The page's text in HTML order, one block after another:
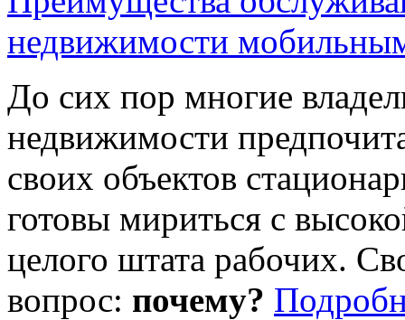
недвижимости
До сих пор многие
недвижимости
своих объектов
готовы мириться с
целого штата рабочих.
вопрос: почему?